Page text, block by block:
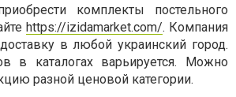
комплекты постельного
https://izidamarket.com/. Компания
в любой украинский город.
в каталогах варьируется. Можно
разной ценовой категории.